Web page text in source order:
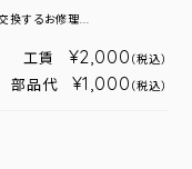
換するお修理...
工賃 ¥2,000 （税込）
部品代 ¥1,000 （税込）